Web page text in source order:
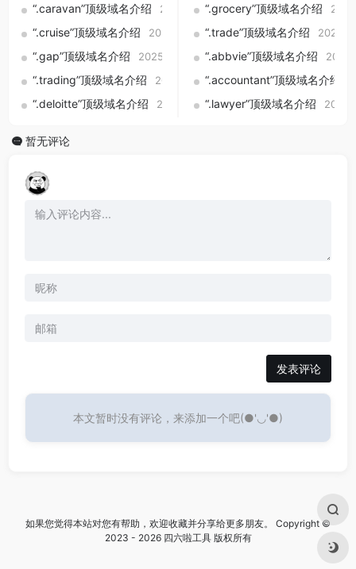
“.caravan”顶级域名介绍 2025-09-01“.grocery”顶级域名介绍
“.cruise”顶级域名介绍 2025-09-01“.trade”顶级域名介绍 2025-
“.gap”顶级域名介绍 2025-09-01 “.abbvie”顶级域名介绍
“.trading”顶级域名介绍 2025-09-01“.accountant”顶级域名介绍
“.deloitte”顶级域名介绍 2025-09-01“.lawyer”顶级域名介绍
暂无评论
发表评论
本文暂时没有评论，来添加一个吧(●'◡'●)
如果您觉得本站对您有帮助，欢迎收藏并分享给更多朋友。 Copyright ©
2023 - 2026 四六啦工具 版权所有